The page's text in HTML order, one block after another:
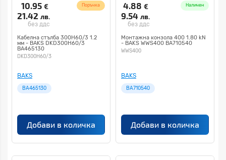
10.95 €
21.42 лв.
без ддс
Поръчка
Кабелна стълба 300H60/3 1.2
мм - BAKS DKD300H60/3
BA465130
DKD300H60/3
BAKS
BA465130
Добави в количка
4.88 €
9.54 лв.
без ддс
Наличен
Монтажна конзола 400 1.80 kN
- BAKS WWS400 BA710540
WWS400
BAKS
BA710540
Добави в количка